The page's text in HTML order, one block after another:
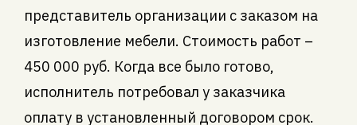
представитель организации с заказом на
изготовление мебели. Стоимость работ –
450 000 руб. Когда все было готово,
исполнитель потребовал у заказчика
оплату в установленный договором срок.